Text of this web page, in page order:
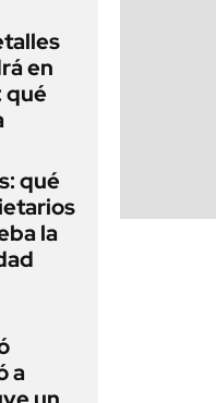
en
qué
qué
la
a